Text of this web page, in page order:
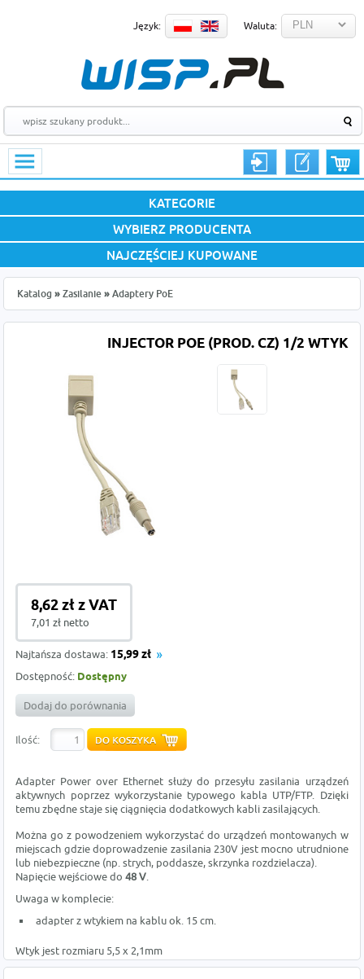
Język: Waluta:
KATEGORIE
WYBIERZ PRODUCENTA
NAJCZĘŚCIEJ KUPOWANE
Katalog » Zasilanie » Adaptery PoE
INJECTOR POE (PROD. CZ) 1/2 WTYK
8,62 zł z VAT
7,01 zł netto
Najtańsza dostawa: 15,99 zł
Dostępność: Dostępny
Dodaj do porównania
Ilość:
Adapter Power over Ethernet służy do przesyłu zasilania urządzeń
aktywnych poprzez wykorzystanie typowego kabla UTP/FTP. Dzięki
temu zbędne staje się ciągnięcia dodatkowych kabli zasilających.
Można go z powodzeniem wykorzystać do urządzeń montowanych w
miejscach gdzie doprowadzenie zasilania 230V jest mocno utrudnione
lub niebezpieczne (np. strych, poddasze, skrzynka rozdzielacza).
Napięcie wejściowe do48 V.
Uwaga w komplecie:
adapter z wtykiem na kablu ok. 15 cm.
Wtyk jest rozmiaru 5,5 x 2,1mm